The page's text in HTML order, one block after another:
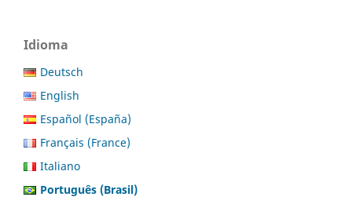
Idioma
Deutsch
English
Español (España)
Français (France)
Italiano
Português (Brasil)